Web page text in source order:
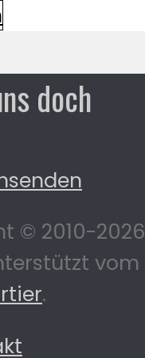
doch
© 2010-2026
vom
.